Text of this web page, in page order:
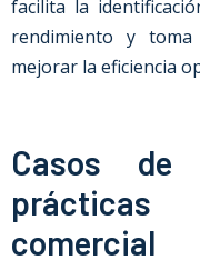
facilita la
rendimiento y
mejorar la eficiencia
Casos
prácticas
comercial